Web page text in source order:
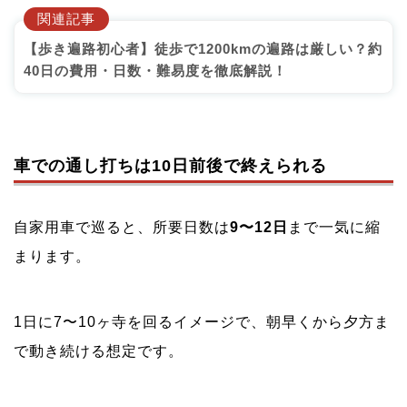
関連記事
【歩き遍路初心者】徒歩で1200kmの遍路は厳しい？約
40日の費用・日数・難易度を徹底解説！
車での通し打ちは10日前後で終えられる
自家用車で巡ると、所要日数は9〜12日 まで一気に縮
まります。
1日に7〜10ヶ寺を回るイメージで、朝早くから夕方ま
で動き続ける想定です。